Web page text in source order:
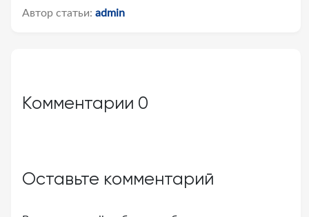
Автор статьи: admin
Комментарии 0
Оставьте комментарий